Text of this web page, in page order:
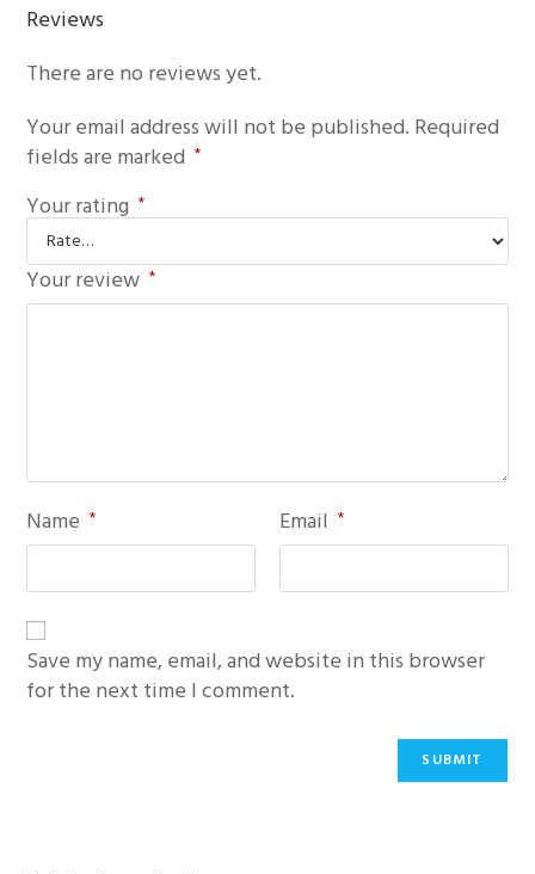
Reviews
There are no reviews yet.
Your email address will not be published. Required
fields are marked *
Your rating *
Your review *
Name * Email *
Save my name, email, and website in this browser
for the next time I comment.